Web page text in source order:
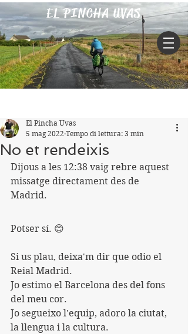
EL PINCHA UVAS
No et rendeixis
El Pincha Uvas
5 mag 2022 Tempo di lettura: 3 min
Dijous a les 12:38 vaig rebre aquest
missatge directament des de
Madrid.
Potser sí. 😊
Si us plau, deixa'm dir que odio el
Reial Madrid.
Jo estimo el Barcelona des del fons
del meu cor.
Jo segueixo l'equip, adoro la ciutat,
la llengua i la cultura.